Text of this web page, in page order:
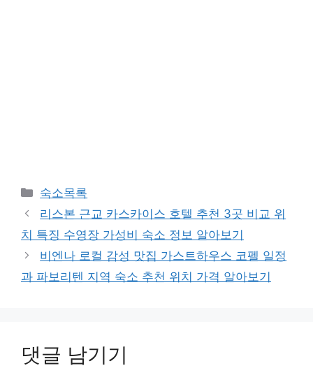
카
테
고
리
숙소목록
리스본 근교 카스카이스 호텔 추천 3곳 비교 위
치 특징 수영장 가성비 숙소 정보 알아보기
비엔나 로컬 감성 맛집 가스트하우스 코펠 일정
과 파보리텐 지역 숙소 추천 위치 가격 알아보기
댓글 남기기